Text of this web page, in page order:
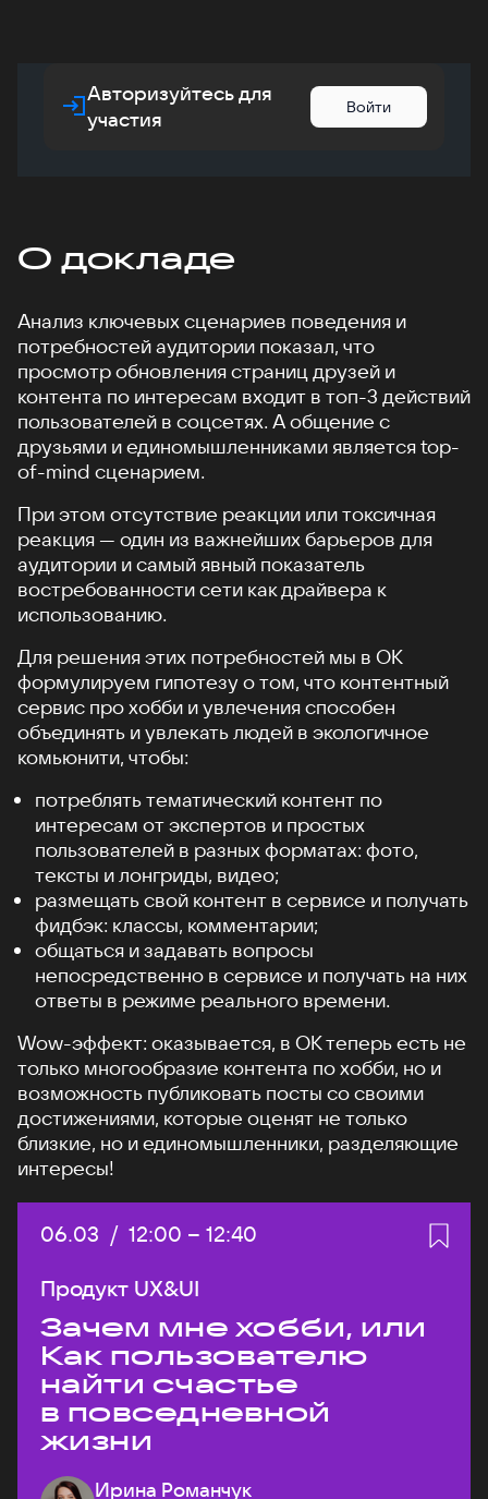
Авторизуйтесь для
участия
Войти
О докладе
Анализ ключевых сценариев поведения и
потребностей аудитории показал, что
просмотр обновления страниц друзей и
контента по интересам входит в топ-3 действий
пользователей в соцсетях. А общение с
друзьями и единомышленниками является top-
of-mind сценарием.
При этом отсутствие реакции или токсичная
реакция — один из важнейших барьеров для
аудитории и самый явный показатель
востребованности сети как драйвера к
использованию.
Для решения этих потребностей мы в ОК
формулируем гипотезу о том, что контентный
сервис про хобби и увлечения способен
объединять и увлекать людей в экологичное
комьюнити, чтобы:
потреблять тематический контент по
интересам от экспертов и простых
пользователей в разных форматах: фото,
тексты и лонгриды, видео;
размещать свой контент в сервисе и получать
фидбэк: классы, комментарии;
общаться и задавать вопросы
непосредственно в сервисе и получать на них
ответы в режиме реального времени.
Wow-эффект: оказывается, в ОК теперь есть не
только многообразие контента по хобби, но и
возможность публиковать посты со своими
достижениями, которые оценят не только
близкие, но и единомышленники, разделяющие
интересы!
Дата:
06.03 / Начало:
12:00 – Конец:
12:40
Продукт UX&UI
Зачем мне хобби, или
Как пользователю
найти счастье
в повседневной
жизни
Ирина Романчук